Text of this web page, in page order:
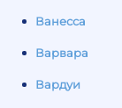
Ванесса
Варвара
Вардуи